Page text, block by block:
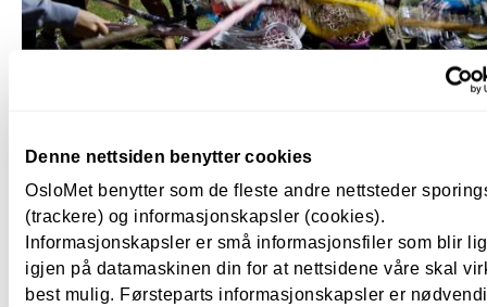
Denne nettsiden benytter cookies
OsloMet benytter som de fleste andre nettsteder
(trackere) og informasjonskapsler (cookies).
Informasjonskapsler er små informasjonsfiler som blir
igjen på datamaskinen din for at nettsidene våre skal
best mulig. Førsteparts informasjonskapsler er
studentforening!
nytt? Kanskje du synes det virker litt skummelt å
studere uten å kjenne noen? Bli med i en
vel!